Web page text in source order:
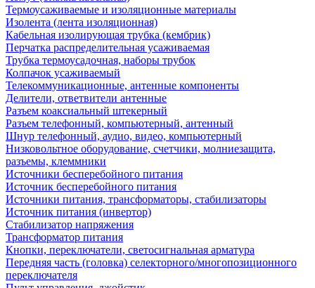
Термоусаживаемые и изоляционные материалы
Изолента (лента изоляционная)
Кабельная изолирующая трубка (кембрик)
Перчатка распределительная усаживаемая
Трубка термоусадочная, наборы трубок
Колпачок усаживаемый
Телекоммуникационные, антенные компоненты
Делители, ответвители антенные
Разъем коаксиальный штекерный
Разъем телефонный, компьютерный, антенный
Шнур телефонный, аудио, видео, компьютерный
Низковольтное оборудование, счетчики, молниезащита,
разъемы, клеммники
Источники бесперебойного питания
Источник бесперебойного питания
Источники питания, трансформаторы, стабилизаторы
Источник питания (инвертор)
Стабилизатор напряжения
Трансформатор питания
Кнопки, переключатели, светосигнальная арматура
Передняя часть (головка) селекторного/многопозиционного
переключателя